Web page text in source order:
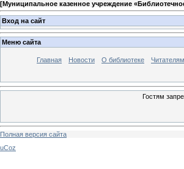
[Муниципальное казенное учреждение
Вход на сайт
Меню сайта
Главная Новости О библиотеке Читателям
Гостям
Полная версия сайта
uCoz